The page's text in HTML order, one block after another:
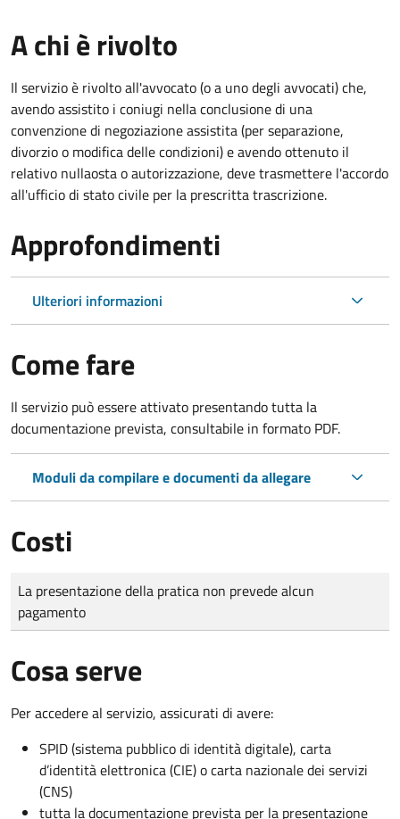
A chi è rivolto
Il servizio è rivolto all'avvocato (o a uno degli avvocati) che,
avendo assistito i coniugi nella conclusione di una
convenzione di negoziazione assistita (per separazione,
divorzio o modifica delle condizioni) e avendo ottenuto il
relativo nullaosta o autorizzazione, deve trasmettere l'accordo
all'ufficio di stato civile per la prescritta trascrizione.
Approfondimenti
Ulteriori informazioni
Come fare
Il servizio può essere attivato presentando tutta la
documentazione prevista, consultabile in formato PDF.
Moduli da compilare e documenti da allegare
Costi
Tipo di pagamento
Importo
La presentazione della pratica non prevede alcun
pagamento
Cosa serve
Per accedere al servizio, assicurati di avere:
SPID (sistema pubblico di identità digitale), carta
d’identità elettronica (CIE) o carta nazionale dei servizi
(CNS)
tutta la documentazione prevista per la presentazione